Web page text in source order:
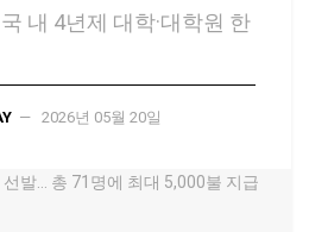
내 4년제 대학·대학원 한
2026년 05월 20일